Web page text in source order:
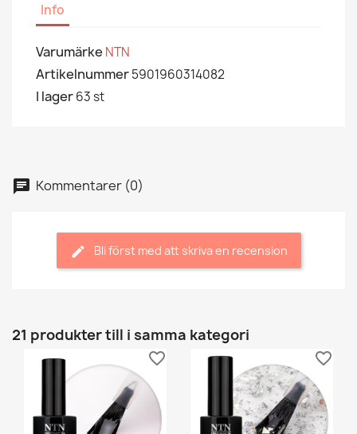
Info
Varumärke NTN
Artikelnummer5901960314082
I lager63 st
Kommentarer (0)
Bli först med att skriva en recension
21 produkter till i samma kategori
favorite_border favorite_border